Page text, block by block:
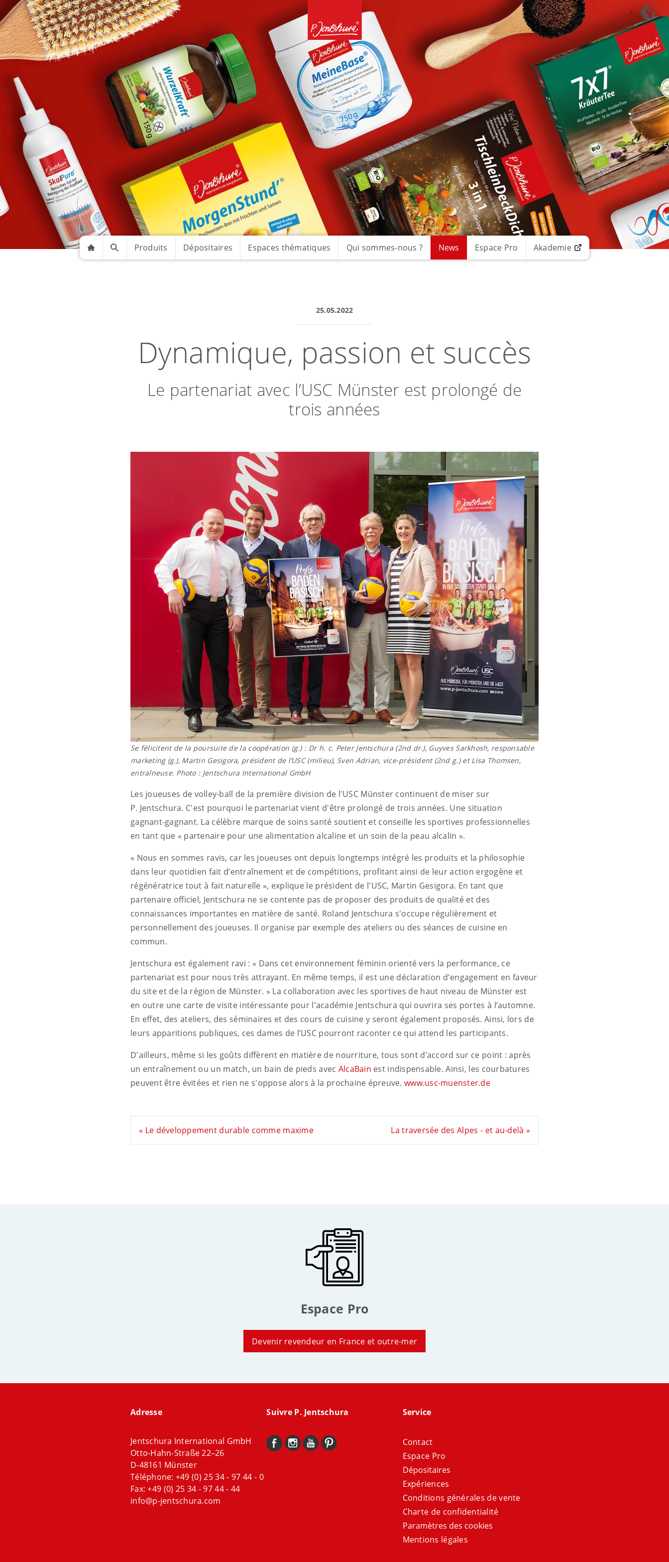
Produits Dépositaires Espaces thématiques Qui sommes-nous ? News Espace Pro Akademie
25.05.2022
Dynamique, passion et succès
Le partenariat avec l’USC Münster est prolongé de
trois années
Se félicitent de la poursuite de la coopération (g.) : Dr h. c. Peter Jentschura (2nd dr.), Guyves Sarkhosh, responsable
marketing (g.), Martin Gesigora, président de l’USC (milieu), Sven Adrian, vice-président (2nd g.) et Lisa Thomsen,
entraîneuse. Photo : Jentschura International GmbH
Les joueuses de volley-ball de la première division de l'USC Münster continuent de miser sur
P. Jentschura. C'est pourquoi le partenariat vient d'être prolongé de trois années. Une situation
gagnant-gagnant. La célèbre marque de soins santé soutient et conseille les sportives professionnelles
en tant que « partenaire pour une alimentation alcaline et un soin de la peau alcalin ».
« Nous en sommes ravis, car les joueuses ont depuis longtemps intégré les produits et la philosophie
dans leur quotidien fait d’entraînement et de compétitions, profitant ainsi de leur action ergogène et
régénératrice tout à fait naturelle », explique le président de l'USC, Martin Gesigora. En tant que
partenaire officiel, Jentschura ne se contente pas de proposer des produits de qualité et des
connaissances importantes en matière de santé. Roland Jentschura s'occupe régulièrement et
personnellement des joueuses. Il organise par exemple des ateliers ou des séances de cuisine en
commun.
Jentschura est également ravi : « Dans cet environnement féminin orienté vers la performance, ce
partenariat est pour nous très attrayant. En même temps, il est une déclaration d'engagement en faveur
du site et de la région de Münster. » La collaboration avec les sportives de haut niveau de Münster est
en outre une carte de visite intéressante pour l'académie Jentschura qui ouvrira ses portes à l’automne.
En effet, des ateliers, des séminaires et des cours de cuisine y seront également proposés. Ainsi, lors de
leurs apparitions publiques, ces dames de l’USC pourront raconter ce qui attend les participants.
D'ailleurs, même si les goûts diffèrent en matière de nourriture, tous sont d’accord sur ce point : après
un entraînement ou un match, un bain de pieds avec AlcaBain est indispensable. Ainsi, les courbatures
peuvent être évitées et rien ne s'oppose alors à la prochaine épreuve.www.usc-muenster.de
« Le développement durable comme maxime La traversée des Alpes - et au-delà »
Espace Pro
Devenir revendeur en France et outre-mer
Adresse
Jentschura International GmbH
Otto-Hahn-Straße 22–26
D-48161 Münster
Téléphone: +49 (0) 25 34 - 97 44 - 0
Fax: +49 (0) 25 34 - 97 44 - 44
info@p-jentschura.com
Suivre P. Jentschura Service
Contact
Espace Pro
Dépositaires
Expériences
Conditions générales de vente
Charte de confidentialité
Paramètres des cookies
Mentions légales